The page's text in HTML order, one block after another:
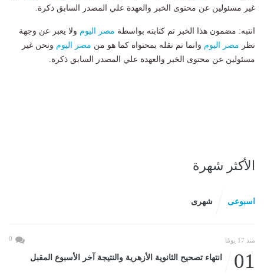
غير مسئولين عن محتوى الخبر والعهدة علي المصدر السابق ذكرة.
انتبه: مضمون هذا الخبر تم كتابته بواسطة مصر اليوم ولا يعبر عن وجهة
نظر مصر اليوم وانما تم نقله بمحتواه كما هو من مصر اليوم ونحن غير
مسئولين عن محتوى الخبر والعهدة علي المصدر السابق ذكرة.
الأكثر شهرة
اسبوعى شهرى
منذ 17 يومًا 0
01 انتهاء تصحيح الثانوية الأزهرية والنتيجة آخر الأسبوع المقبل